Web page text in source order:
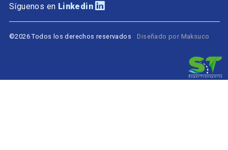
Síguenos en Linkedin
©2026 Todos los derechos reservados Diseñado por Maksuco